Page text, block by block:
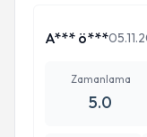
A*** ö***
Zamanlama
5.0